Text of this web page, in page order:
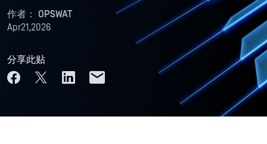
作者： OPSWAT
Apr21,2026
分享此贴